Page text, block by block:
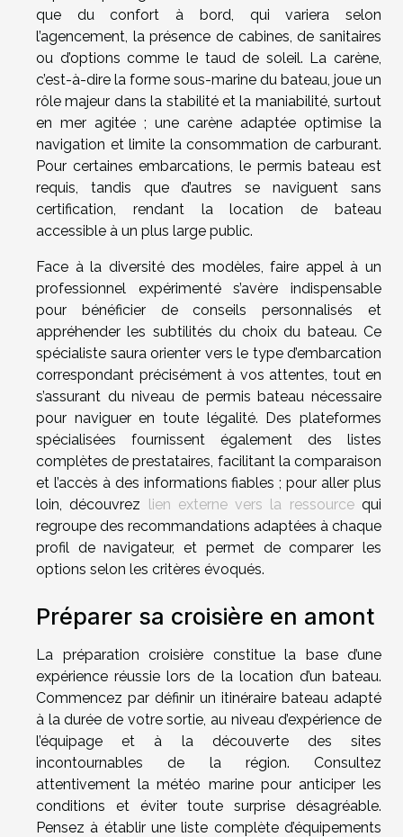
que du confort à bord, qui variera selon
l’agencement, la présence de cabines, de sanitaires
ou d’options comme le taud de soleil. La carène,
c’est-à-dire la forme sous-marine du bateau, joue un
rôle majeur dans la stabilité et la maniabilité, surtout
en mer agitée ; une carène adaptée optimise la
navigation et limite la consommation de carburant.
Pour certaines embarcations, le permis bateau est
requis, tandis que d’autres se naviguent sans
certification, rendant la location de bateau
accessible à un plus large public.
Face à la diversité des modèles, faire appel à un
professionnel expérimenté s’avère indispensable
pour bénéficier de conseils personnalisés et
appréhender les subtilités du choix du bateau. Ce
spécialiste saura orienter vers le type d’embarcation
correspondant précisément à vos attentes, tout en
s’assurant du niveau de permis bateau nécessaire
pour naviguer en toute légalité. Des plateformes
spécialisées fournissent également des listes
complètes de prestataires, facilitant la comparaison
et l’accès à des informations fiables ; pour aller plus
loin, découvrez lien externe vers la ressourcequi
regroupe des recommandations adaptées à chaque
profil de navigateur, et permet de comparer les
options selon les critères évoqués.
Préparer sa croisière en amont
La préparation croisière constitue la base d’une
expérience réussie lors de la location d’un bateau.
Commencez par définir un itinéraire bateau adapté
à la durée de votre sortie, au niveau d’expérience de
l’équipage et à la découverte des sites
incontournables de la région. Consultez
attentivement la météo marine pour anticiper les
conditions et éviter toute surprise désagréable.
Pensez à établir une liste complète d’équipements